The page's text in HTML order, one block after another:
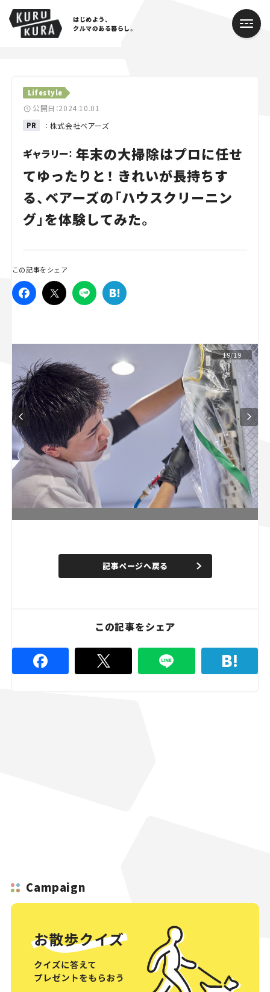
はじめよう、
クルマのある暮らし。
Lifestyle
公開日：2024.10.01
PR ： 株式会社ベアーズ
ギャラリー： 年末の大掃除はプロに任せ
てゆったりと！ きれいが長持ちす
る、ベアーズの「ハウスクリーニン
グ」を体験してみた。
この記事をシェア
19/19
n
e
d
4
記事ページへ戻る
この記事をシェア
Campaign
Cars
Lifestyle
Traffic
Special
Series
人気のハッシュタグ
スズキ ジムニー｜Suzuki Jimny
マツダ｜Mazda
マツダ ロードスター｜Mazda Roadster